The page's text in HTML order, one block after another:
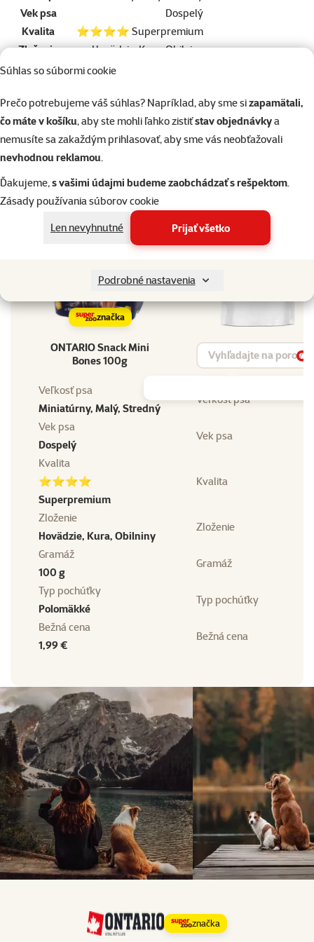
Súhlas so súbormi cookie
Prečo potrebujeme váš súhlas? Napríklad, aby sme sizapamätali,
čo máte v košíku, aby ste mohli ľahko zistiťstav objednávkya
nemusíte sa zakaždým prihlasovať, aby sme vás neobťažovali
nevhodnou reklamou.
Ďakujeme,s vašimi údajmi budeme zaobchádzať s rešpektom.
Zásady používania súborov cookie
Len nevyhnutné
Prijať všetko
Podrobné nastavenia
Vek psa
Dospelý
Kvalita
⭐⭐⭐⭐ Superpremium
Zloženie
Hovädzie, Kura, Obilniny
Gramáž
Značka
Ontario
Katalógové číslo
214-5700
EAN
8595091770496
Vyberte si kvalitu od Super zoo
značka
ONTARIO Snack Mini
Bones 100g
Vyhľadávanie produktu
Veľkosť psa
Miniatúrny, Malý, Stredný
Veľkosť psa
Vek psa
Dospelý
Vek psa
Kvalita
⭐⭐⭐⭐
Superpremium
Kvalita
Zloženie
Hovädzie, Kura, Obilniny
Zloženie
Gramáž
100 g
Gramáž
Typ pochúťky
Polomäkké
Typ pochúťky
Bežná cena
1,99 €
Bežná cena
značka